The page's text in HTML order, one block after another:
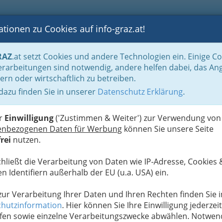
BLOGS FOTOS GASTRONOMIE BRANCHEN
zu Cookies auf info-graz.at!
.at setzt Cookies und andere Technologien ein. Einige
sind notwendig, andere helfen dabei, das
oder wirtschaftlich zu betreiben.
finden Sie in unserer Datenschutz Erklärung.
Einwilligung('Zustimmen & Weiter') zur Verwendung von
Daten für Werbung können Sie unsere Seite
nutzen.
die Verarbeitung von Daten wie IP-Adresse, Cookies
Identifiern außerhalb der EU (u.a. USA) ein.
Verarbeitung Ihrer Daten und Ihren Rechten finden Sie
. Hier können Sie Ihre Einwilligung jederzeit
sowie einzelne Verarbeitungszwecke abwählen.
und Consulting
Telekommunikations- und Rundfunk-Unternehmungen
und
Alle Bezirke
GmbH| Telefon
Telekom - Glasfaser